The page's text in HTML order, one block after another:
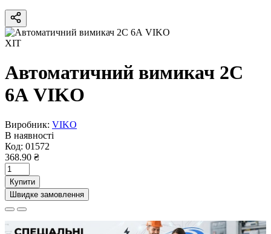
ХІТ
Автоматичний вимикач 2C
6А VIKO
Виробник: VIKO
В наявності
Код: 01572
368.90 ₴
Купити
Швидке замовлення